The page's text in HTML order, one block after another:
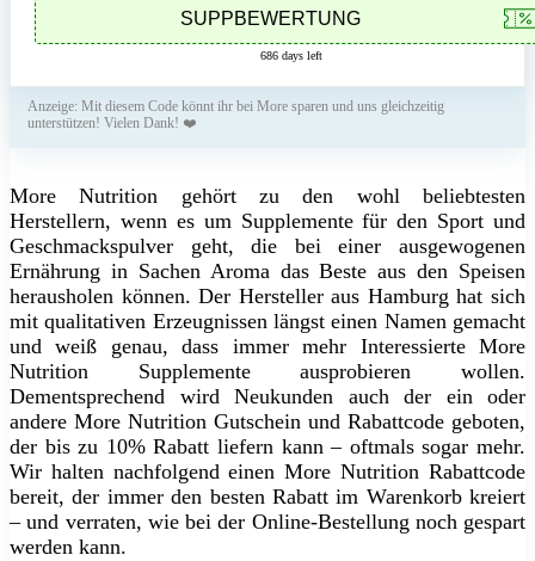
686 days left
Anzeige: Mit diesem Code könnt ihr bei More sparen und uns gleichzeitig
unterstützen! Vielen Dank! ❤️
More Nutrition gehört zu den wohl beliebtesten
Herstellern, wenn es um Supplemente für den Sport und
Geschmackspulver geht, die bei einer ausgewogenen
Ernährung in Sachen Aroma das Beste aus den Speisen
herausholen können. Der Hersteller aus Hamburg hat sich
mit qualitativen Erzeugnissen längst einen Namen gemacht
und weiß genau, dass immer mehr Interessierte More
Nutrition Supplemente ausprobieren wollen.
Dementsprechend wird Neukunden auch der ein oder
andere More Nutrition Gutschein und Rabattcode geboten,
der bis zu 10% Rabatt liefern kann – oftmals sogar mehr.
Wir halten nachfolgend einen More Nutrition Rabattcode
bereit, der immer den besten Rabatt im Warenkorb kreiert
– und verraten, wie bei der Online-Bestellung noch gespart
werden kann.